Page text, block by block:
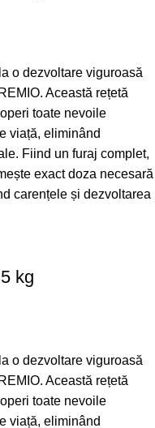
o dezvoltare viguroasă
Această rețetă
toate nevoile
viață, eliminând
Fiind un furaj complet,
exact doza necesară
carențele și dezvoltarea
kg
o dezvoltare viguroasă
Această rețetă
toate nevoile
viață, eliminând